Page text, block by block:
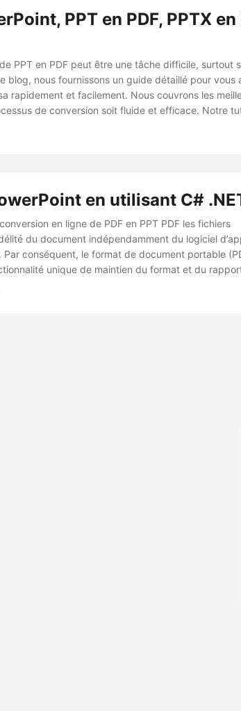
PPT en PDF, PPTX en
PPT en PDF peut être une tâche difficile, surtout
blog, nous fournissons un guide détaillé pour vous
rapidement et facilement. Nous couvrons les
de conversion soit fluide et efficace. Notre
le processus de conversion et à résoudre tout
en utilisant C#
en ligne de PDF en PPT PDF les fichiers
du document indépendamment du logiciel
conséquent, le format de document portable
unique de maintien du format et du
plupart des représentations officielles des